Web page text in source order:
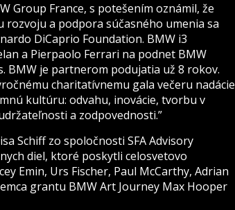
Group France, s potešením oznámil, že
a podpora súčasného umenia sa
DiCaprio Foundation. BMW i3
a Pierpaolo Ferrari na podnet BMW
BMW je partnerom podujatia už 8 rokov.
charitatívnemu gala večeru nadácie
kultúru: odvahu, inovácie, tvorbu v
a zodpovednosti.”
Schiff zo spoločnosti SFA Advisory
diel, ktoré poskytli celosvetovo
Emin, Urs Fischer, Paul McCarthy, Adrian
grantu BMW Art Journey Max Hooper